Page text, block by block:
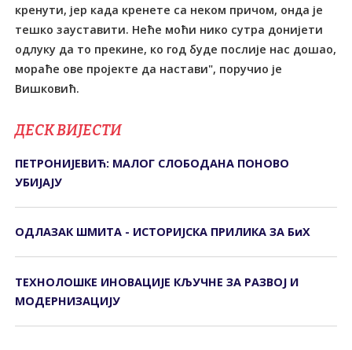
кренути, јер када кренете са неком причом, онда је
тешко зауставити. Неће моћи нико сутра донијети
одлуку да то прекине, ко год буде послије нас дошао,
мораће ове пројекте да настави", поручио је
Вишковић.
ДЕСК ВИЈЕСТИ
ПЕТРОНИЈЕВИЋ: МАЛОГ СЛОБОДАНА ПОНОВО
УБИЈАЈУ
ОДЛАЗАК ШМИТА - ИСТОРИЈСКА ПРИЛИКА ЗА БиХ
ТЕХНОЛОШКЕ ИНОВАЦИЈЕ КЉУЧНЕ ЗА РАЗВОЈ И
МОДЕРНИЗАЦИЈУ